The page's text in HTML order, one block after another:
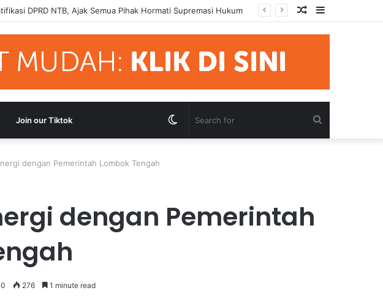
Berdasarkan Fakta Persidangan Sidebar
Random
Article
Join our Tiktok Switch
dengan Pemerintah Lombok Tengah
dengan Pemerintah
0 276 1 minute read